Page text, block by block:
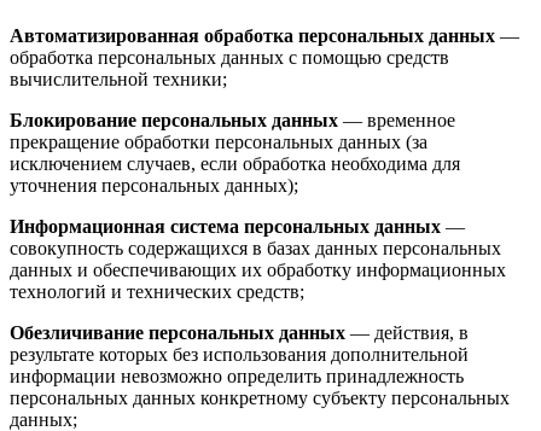
Автоматизированная обработка персональных данных —
обработка персональных данных с помощью средств
вычислительной техники;
Блокирование персональных данных — временное
прекращение обработки персональных данных (за
исключением случаев, если обработка необходима для
уточнения персональных данных);
Информационная система персональных данных —
совокупность содержащихся в базах данных персональных
данных и обеспечивающих их обработку информационных
технологий и технических средств;
Обезличивание персональных данных — действия, в
результате которых без использования дополнительной
информации невозможно определить принадлежность
персональных данных конкретному субъекту персональных
данных;